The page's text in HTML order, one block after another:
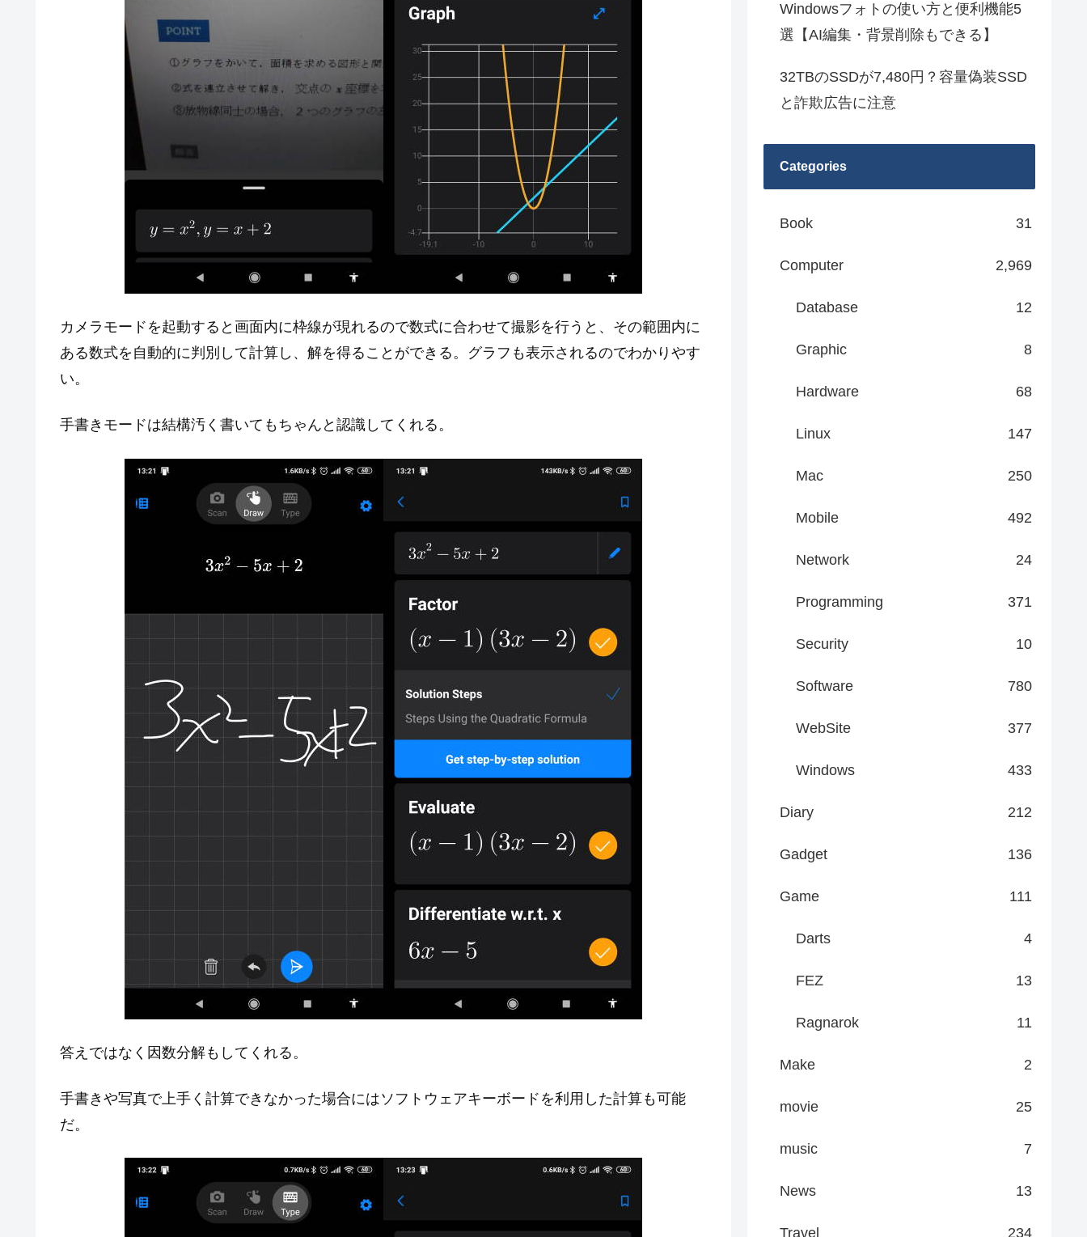
カメラモードを起動すると画面内に枠線が現れるので数式に合わせて撮影を行うと、その範囲内に
ある数式を自動的に判別して計算し、解を得ることができる。グラフも表示されるのでわかりやす
い。
手書きモードは結構汚く書いてもちゃんと認識してくれる。
答えではなく因数分解もしてくれる。
手書きや写真で上手く計算できなかった場合にはソフトウェアキーボードを利用した計算も可能
だ。
Windowsフォトの使い方と便利機能5
選【AI編集・背景削除もできる】
32TBのSSDが7,480円？容量偽装SSD
と詐欺広告に注意
Categories
Book 31
Computer 2,969
Database 12
Graphic 8
Hardware 68
Linux 147
Mac 250
Mobile 492
Network 24
Programming 371
Security 10
Software 780
WebSite 377
Windows 433
Diary 212
Gadget 136
Game 111
Darts 4
FEZ 13
Ragnarok 11
Make 2
movie 25
music 7
News 13
Travel 234